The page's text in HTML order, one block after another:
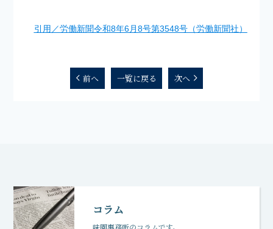
引用／労働新聞令和8年6月8号第3548号（労働新聞社）
前へ 一覧に戻る 次へ
コラム
味園事務所のコラムです。